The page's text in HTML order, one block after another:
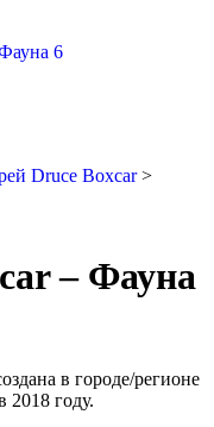
Druce Boxcar>
– Фауна
в городе/регионе
2018 году.